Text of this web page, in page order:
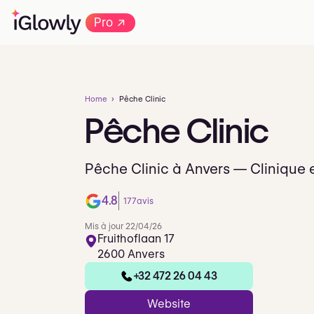
Pro→
Home Pêche Clinic
PêcheClinic
Pêche Clinic à Anvers — Clinique
4.8 177avis
Mis à jour 22/04/26
Fruithoflaan 17
2600 Anvers
+32 472 26 04 43
Website